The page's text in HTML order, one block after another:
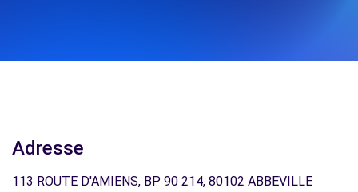
Adresse
113 ROUTE D'AMIENS, BP 90 214, 80102 ABBEVILLE